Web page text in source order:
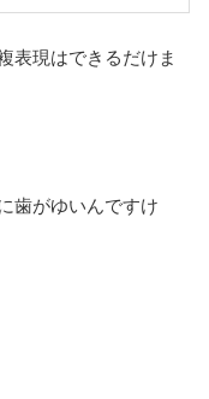
表現はできるだけま
歯がゆいんですけ